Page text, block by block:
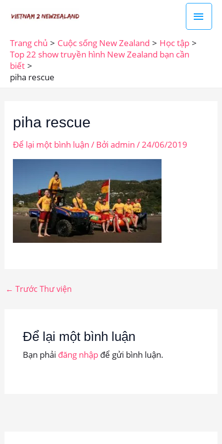
dung
Trang chủ Cuộc sống New Zealand
Học tập
Top 22 show truyền hình New Zealand bạn cần
biết
piha rescue
piha rescue
Để lại một bình luận / Bởiadmin/24/06/2019
← Trước Thư viện
Để lại một bình luận
Bạn phải đăng nhậpđể gửi bình luận.